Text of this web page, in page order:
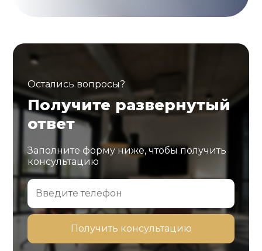
Остались вопросы?
Получите развернутый
ответ
Заполните форму ниже, чтобы получить
консультацию